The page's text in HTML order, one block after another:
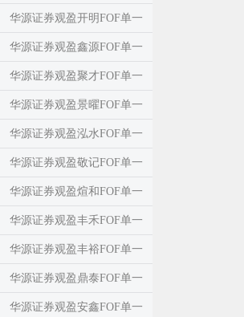
华源证券观盈开明FOF单一
华源证券观盈鑫源FOF单一
华源证券观盈聚才FOF单一
华源证券观盈景曜FOF单一
华源证券观盈泓水FOF单一
华源证券观盈敬记FOF单一
华源证券观盈煊和FOF单一
华源证券观盈丰禾FOF单一
华源证券观盈丰裕FOF单一
华源证券观盈鼎泰FOF单一
华源证券观盈安鑫FOF单一